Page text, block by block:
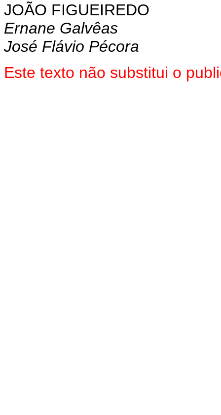
JOÃO FIGUEIREDO
Ernane Galvêas
José Flávio Pécora
Este texto não substitui o